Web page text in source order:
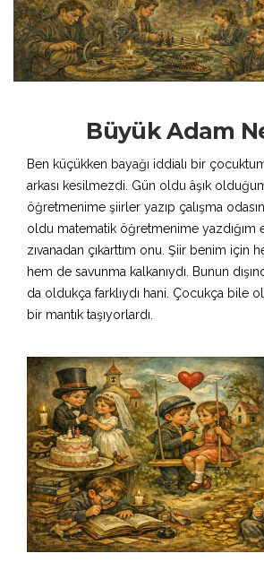
Büyük Adam
Ben küçükken bayağı iddialı bir
arkası kesilmezdi. Gün oldu âşık
öğretmenime şiirler yazıp çalışma
oldu matematik öğretmenime yazdığım
zıvanadan çıkarttım onu. Şiir benim için
hem de savunma kalkanıydı. Bunun
da oldukça farklıydı hani. Çocukça bile
bir mantık taşıyorlardı.